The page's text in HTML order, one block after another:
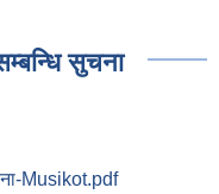
सुचना
Musikot.pdf